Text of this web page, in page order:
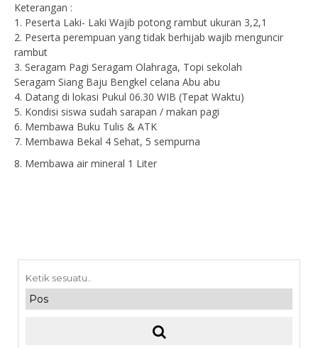
Keterangan :
1. Peserta Laki- Laki Wajib potong rambut ukuran 3,2,1
2. Peserta perempuan yang tidak berhijab wajib menguncir
rambut
3. Seragam Pagi Seragam Olahraga, Topi sekolah
Seragam Siang Baju Bengkel celana Abu abu
4. Datang di lokasi Pukul 06.30 WIB (Tepat Waktu)
5. Kondisi siswa sudah sarapan / makan pagi
6. Membawa Buku Tulis & ATK
7. Membawa Bekal 4 Sehat, 5 sempurna
8. Membawa air mineral 1 Liter